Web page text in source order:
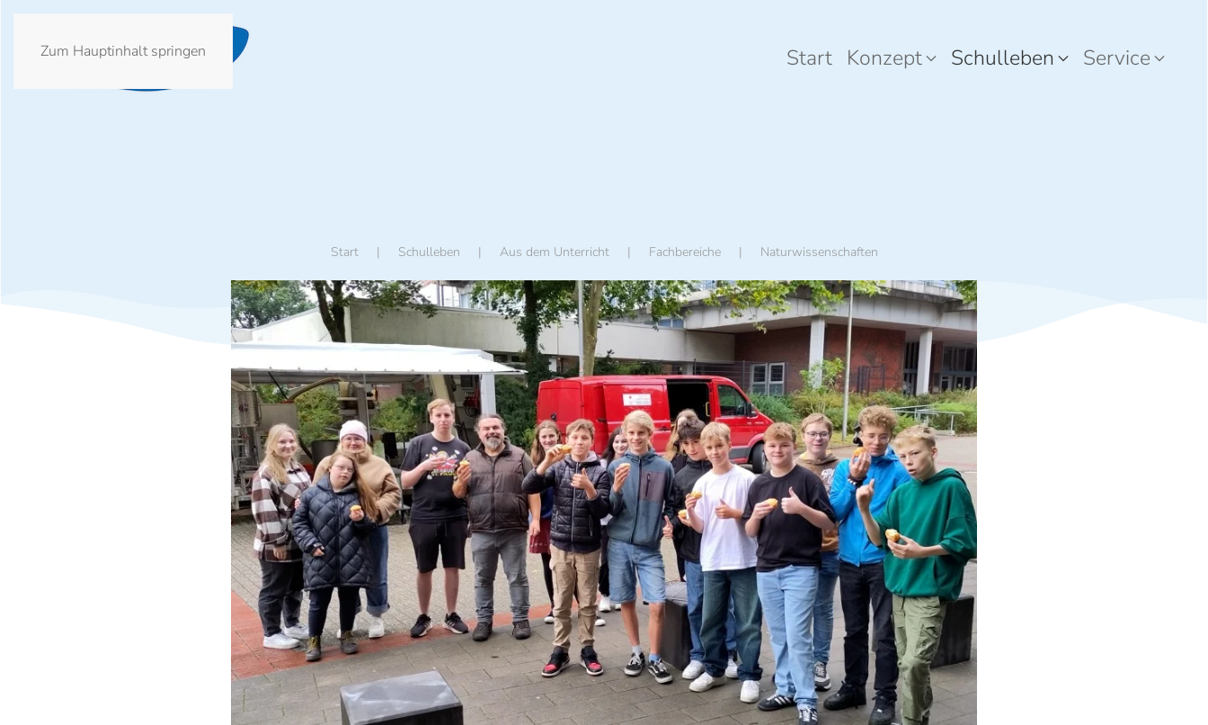
Zum Hauptinhalt springen Start Konzept Schulleben Service
Start Schulleben Aus dem Unterricht Fachbereiche Naturwissenschaften